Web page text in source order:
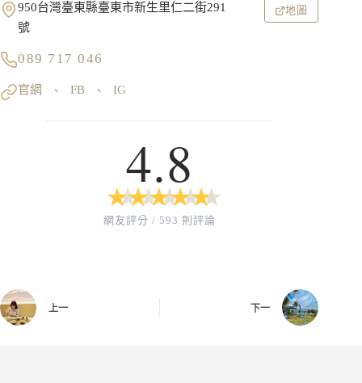
950台灣臺東縣臺東市新生里仁二街291
號
地圖
089 717 046
官網 、 FB 、 IG
4.8
★
★ ★
★ ★
★ ★
★ ★
★
網友評分 / 593 則評論
上一 下一